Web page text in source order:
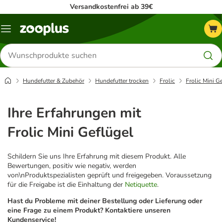
Versandkostenfrei ab 39€
Menü
Produkte
suchen
Hundefutter & Zubehör Hundefutter trocken Frolic Frolic Mini
Ihre Erfahrungen mit
Frolic Mini Geflügel
Schildern Sie uns Ihre Erfahrung mit diesem Produkt. Alle
Bewertungen, positiv wie negativ, werden
von\nProduktspezialisten geprüft und freigegeben. Voraussetzung
für die Freigabe ist die Einhaltung der Netiquette.
Hast du Probleme mit deiner Bestellung oder Lieferung oder
eine Frage zu einem Produkt? Kontaktiere unseren
Kundenservice!